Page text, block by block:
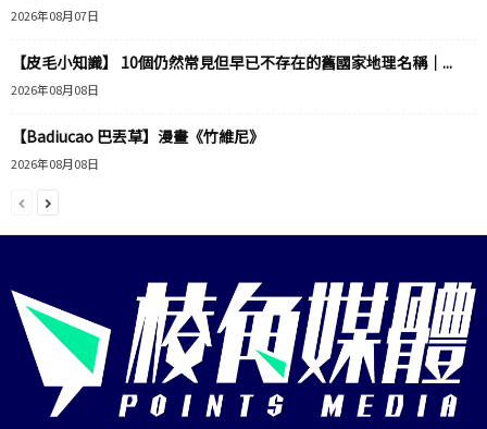
2026年08月07日
【皮毛小知識】 10個仍然常見但早已不存在的舊國家地理名稱｜...
2026年08月08日
【Badiucao 巴丟草】漫畫《竹維尼》
2026年08月08日